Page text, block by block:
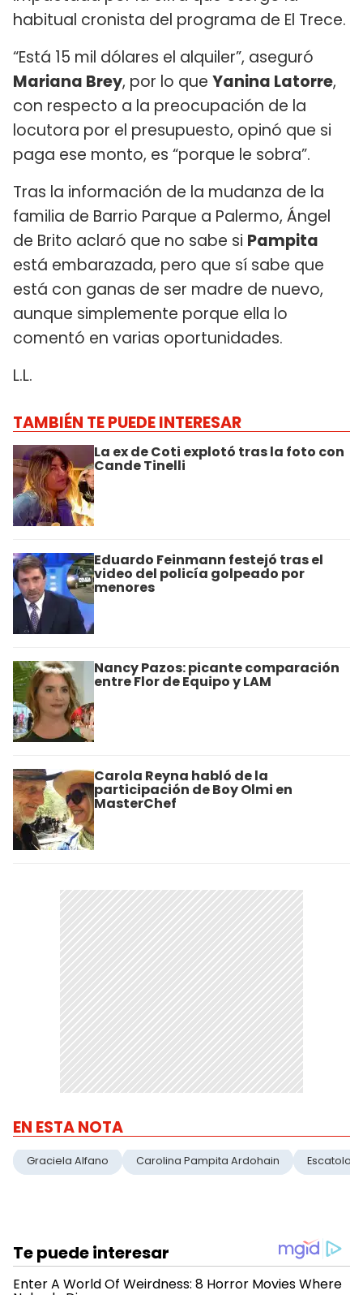
habitual cronista del programa de El Trece.
“Está 15 mil dólares el alquiler”, aseguró
Mariana Brey, por lo que Yanina Latorre,
con respecto a la preocupación de la
locutora por el presupuesto, opinó que si
paga ese monto, es “porque le sobra”.
Tras la información de la mudanza de la
familia de Barrio Parque a Palermo, Ángel
de Brito aclaró que no sabe si Pampita
está embarazada, pero que sí sabe que
está con ganas de ser madre de nuevo,
aunque simplemente porque ella lo
comentó en varias oportunidades.
L.L.
TAMBIÉN TE PUEDE INTERESAR
La ex de Coti explotó tras la foto con
Cande Tinelli
Eduardo Feinmann festejó tras el
video del policía golpeado por
menores
Nancy Pazos: picante comparación
entre Flor de Equipo y LAM
Carola Reyna habló de la
participación de Boy Olmi en
MasterChef
EN ESTA NOTA
Graciela Alfano Carolina Pampita Ardohain